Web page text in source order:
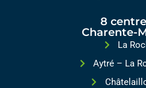
8
Charente-
La
Aytré – La